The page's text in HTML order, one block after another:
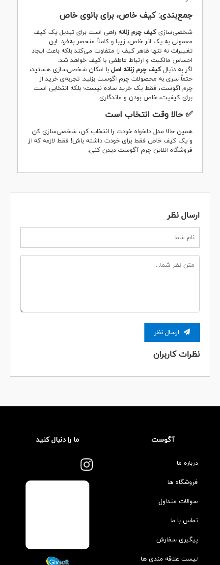
جمع‌بندی: کیف خاص، برای بانوی خاص
شخصی‌سازیکیف چرم زنانه راهی است برای تبدیل یک کیف
معمولی به یک اثر خاص، زیبا و کاملاً منحصر به‌فرد. این
تغییرات نه تنها ظاهر کیف را متفاوت می‌کند بلکه باعث ایجاد
احساس مالکیت و ارتباط عاطفی با کیف خواهد شد.
اگر به دنبالکیف چرم زنانه اصلبا امکان شخصی‌سازی هستید،
حتماً سری به محصولات چرم اگوست بزنید. تجربه‌ی خرید از
چرم اگوست، فقط یک خرید ساده نیست؛ بلکه انتخابی است
برای کیفیت، خاص بودن و ماندگاری.
✅ حالا وقت انتخاب است
همین حالا مدل دلخواه خودت را انتخاب کن، شخصی‌سازی کن
و یک کیف خاص فقط برای خودت داشته باش! فقط لازمه که از
فروشگاه انلاین چرم آگوست دیدن کنی.
ارسال نظر
ارسال نظر
نظرات کاربران
آگوست
درباره ما
فروشگاه ها
سوالات متداول
تماس با ما
پیگیری سفارش
لیست علاقه مندی ها
ما را دنبال کنید